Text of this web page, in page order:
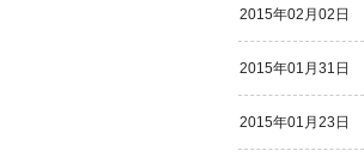
2015年02月02日
2015年01月31日
2015年01月23日